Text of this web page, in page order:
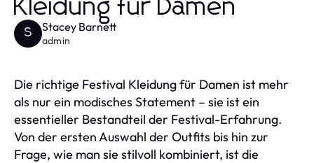
Kleidung für Damen
S Stacey Barnett
admin
Die richtige Festival Kleidung für Damen ist mehr
als nur ein modisches Statement – sie ist ein
essentieller Bestandteil der Festival-Erfahrung.
Von der ersten Auswahl der Outfits bis hin zur
Frage, wie man sie stilvoll kombiniert, ist die